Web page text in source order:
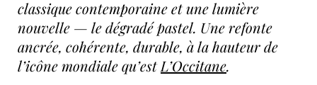
classique contemporaine et une lumière
nouvelle — le dégradé pastel. Une refonte
ancrée, cohérente, durable, à la hauteur de
l’icône mondiale qu’estL’Occitane.